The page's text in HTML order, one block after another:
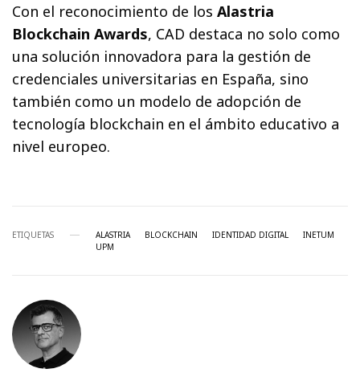
Con el reconocimiento de losAlastria
Blockchain Awards, CAD destaca no solo como
una solución innovadora para la gestión de
credenciales universitarias en España, sino
también como un modelo de adopción de
tecnología blockchain en el ámbito educativo a
nivel europeo.
ETIQUETAS ALASTRIA BLOCKCHAIN IDENTIDAD DIGITAL
INETUM
UPM